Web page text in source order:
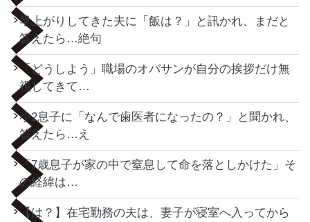
早上がりしてきた夫に「飯は？」と訊かれ、まだと
答えたら…絶句
「どうしよう」職場のオバサンが自分の挨拶だけ無
視してきて…
小2息子に「なんで歯医者になったの？」と聞かれ、
答えたら…え
「7歳息子が家の中で窒息して命を落としかけた」そ
の経緯は…
【は？】在宅勤務の夫は、妻子が寝室へ入ってから